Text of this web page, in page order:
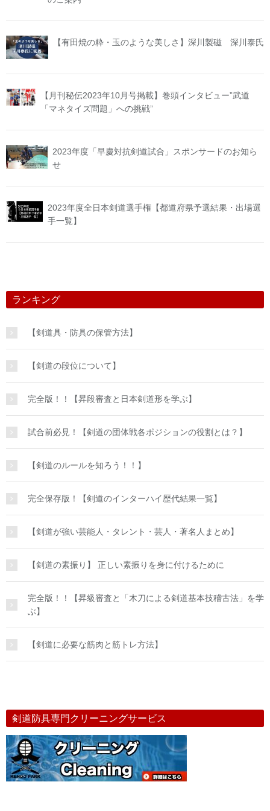
【有田焼の粋・玉のような美しさ】深川製磁 深川泰氏
【月刊秘伝2023年10月号掲載】巻頭インタビュー”武道
「マネタイズ問題」への挑戦”
2023年度「早慶対抗剣道試合」スポンサードのお知ら
せ
2023年度全日本剣道選手権【都道府県予選結果・出場選
手一覧】
ランキング
【剣道具・防具の保管方法】
【剣道の段位について】
完全版！！【昇段審査と日本剣道形を学ぶ】
試合前必見！【剣道の団体戦各ポジションの役割とは？】
【剣道のルールを知ろう！！】
完全保存版！【剣道のインターハイ歴代結果一覧】
【剣道が強い芸能人・タレント・芸人・著名人まとめ】
【剣道の素振り】 正しい素振りを身に付けるために
完全版！！【昇級審査と「木刀による剣道基本技稽古法」を学
ぶ】
【剣道に必要な筋肉と筋トレ方法】
剣道防具専門クリーニングサービス